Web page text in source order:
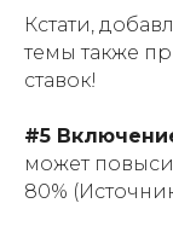
Кстати,
темы также
ставок!
#5
может
80%